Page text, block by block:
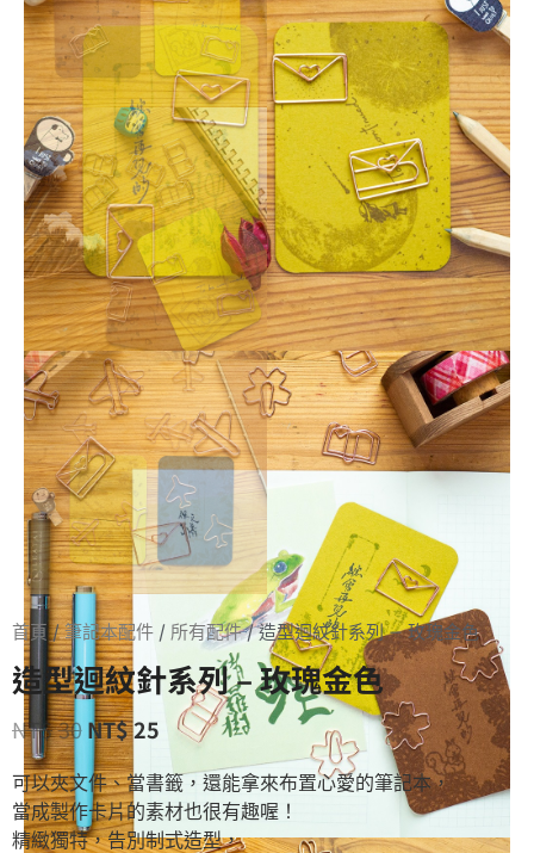
首頁/筆記本配件 / 所有配件/ 造型迴紋針系列 – 玫瑰金色
造型迴紋針系列 – 玫瑰金色
NT$30 NT$25
可以夾文件、當書籤，還能拿來布置心愛的筆記本，
當成製作卡片的素材也很有趣喔！
精緻獨特，告別制式造型，